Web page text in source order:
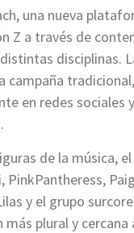
una nueva
Z a través de
disciplinas.
campaña
en redes
de la música,
PinkPantheress,
y el grupo
más plural y